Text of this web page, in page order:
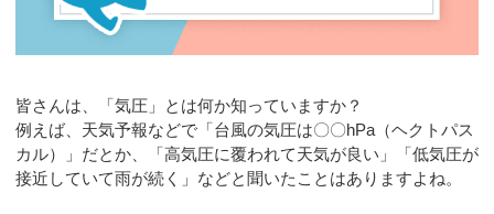
皆さんは、「気圧」とは何か知っていますか？
例えば、天気予報などで「台風の気圧は〇〇hPa（ヘクトパス
カル）」だとか、「高気圧に覆われて天気が良い」「低気圧が
接近していて雨が続く」などと聞いたことはありますよね。